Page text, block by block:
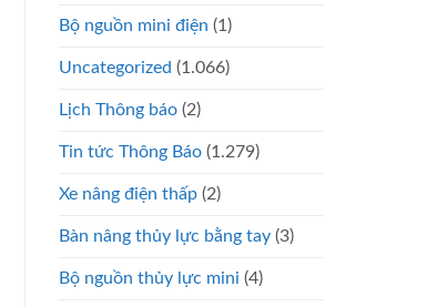
Bộ nguồn mini điện (1)
Uncategorized (1.066)
Lịch Thông báo (2)
Tin tức Thông Báo (1.279)
Xe nâng điện thấp (2)
Bàn nâng thủy lực bằng tay (3)
Bộ nguồn thủy lực mini (4)